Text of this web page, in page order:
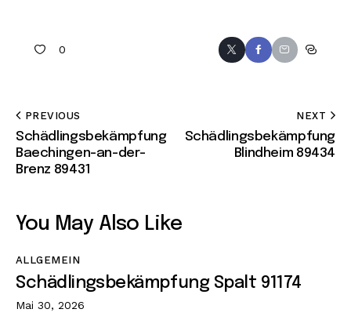
0
PREVIOUS
Schädlingsbekämpfung
Baechingen-an-der-
Brenz 89431
NEXT
Schädlingsbekämpfung
Blindheim 89434
You May Also Like
ALLGEMEIN
Schädlingsbekämpfung Spalt 91174
Mai 30, 2026